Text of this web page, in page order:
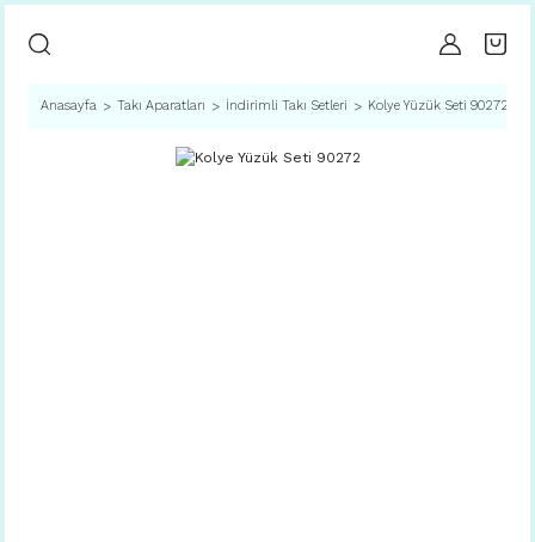
Anasayfa Takı Aparatları İndirimli Takı Setleri Kolye Yüzük Seti 90272